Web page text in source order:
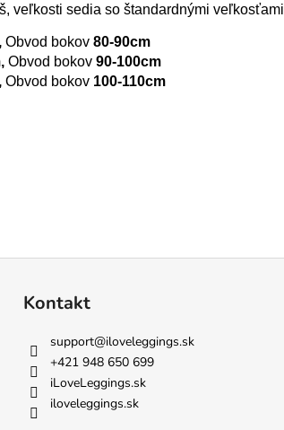
veľkosti sedia so štandardnými veľkosťami
Obvod bokov 80-90cm
Obvod bokov 90-100cm
Obvod bokov 100-110cm
Kontakt
support@iloveleggings.sk
+421 948 650 699
iLoveLeggings.sk
iloveleggings.sk